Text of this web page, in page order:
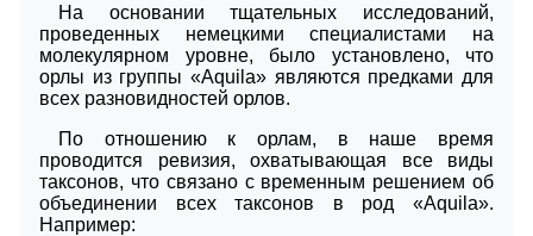
На основании тщательных исследований,
проведенных немецкими специалистами на
молекулярном уровне, было установлено, что
орлы из группы «Aquila» являются предками для
всех разновидностей орлов.
По отношению к орлам, в наше время
проводится ревизия, охватывающая все виды
таксонов, что связано с временным решением об
объединении всех таксонов в род «Aquila».
Например: